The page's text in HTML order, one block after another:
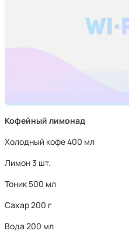
Кофейный лимонад
Холодный кофе 400 мл
Лимон 3 шт.
Тоник 500 мл
Сахар 200 г
Вода 200 мл